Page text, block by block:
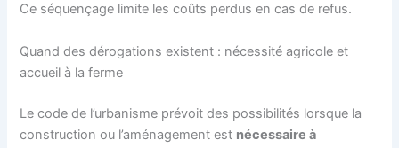
Ce séquençage limite les coûts perdus en cas de refus.
Quand des dérogations existent : nécessité agricole et
accueil à la ferme
Le code de l’urbanisme prévoit des possibilités lorsque la
construction ou l’aménagement est nécessaire à